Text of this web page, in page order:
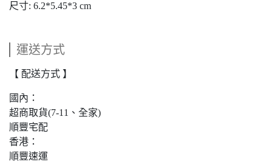
尺寸: 6.2*5.45*3 cm
運送方式
【 配送方式 】
國內：
超商取貨(7-11、全家)
順豐宅配
香港：
順豐速運